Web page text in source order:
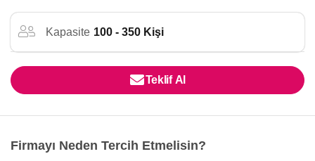
Kapasite 100 - 350 Kişi
Teklif Al
Firmayı Neden Tercih Etmelisin?